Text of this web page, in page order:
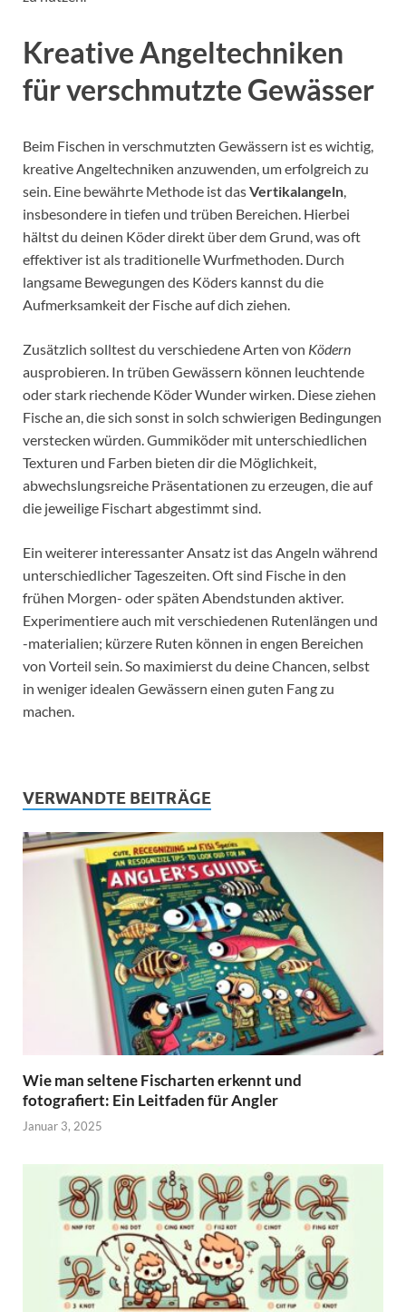
Kreative Angeltechniken
für verschmutzte Gewässer
Beim Fischen in verschmutzten Gewässern ist es wichtig,
kreative Angeltechniken anzuwenden, um erfolgreich zu
sein. Eine bewährte Methode ist dasVertikalangeln
insbesondere in tiefen und trüben Bereichen. Hierbei
hältst du deinen Köder direkt über dem Grund, was oft
effektiver ist als traditionelle Wurfmethoden. Durch
langsame Bewegungen des Köders kannst du die
Aufmerksamkeit der Fische auf dich ziehen.
Zusätzlich solltest du verschiedene Arten von Ködern
ausprobieren. In trüben Gewässern können leuchtende
oder stark riechende Köder Wunder wirken. Diese ziehen
Fische an, die sich sonst in solch schwierigen Bedingungen
verstecken würden. Gummiköder mit unterschiedlichen
Texturen und Farben bieten dir die Möglichkeit,
abwechslungsreiche Präsentationen zu erzeugen, die auf
die jeweilige Fischart abgestimmt sind.
Ein weiterer interessanter Ansatz ist das Angeln während
unterschiedlicher Tageszeiten. Oft sind Fische in den
frühen Morgen- oder späten Abendstunden aktiver.
Experimentiere auch mit verschiedenen Rutenlängen und
-materialien; kürzere Ruten können in engen Bereichen
von Vorteil sein. So maximierst du deine Chancen, selbst
in weniger idealen Gewässern einen guten Fang zu
machen.
VERWANDTE BEITRÄGE
Wie man seltene Fischarten erkennt und
fotografiert: Ein Leitfaden für Angler
Januar 3, 2025